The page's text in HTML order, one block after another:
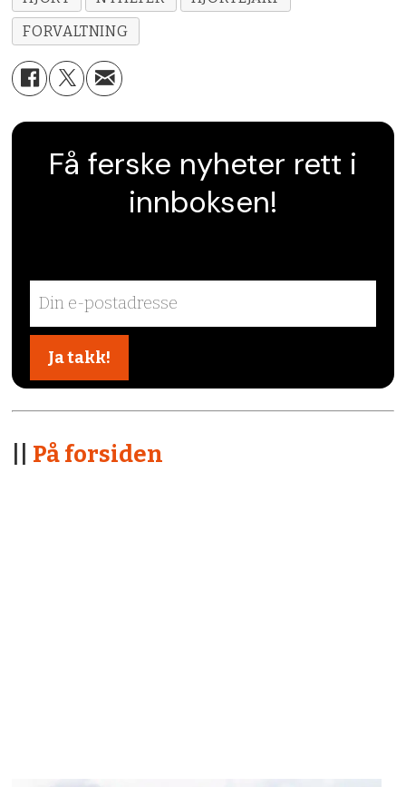
FORVALTNING
Få ferske nyheter rett i
innboksen!
På forsiden